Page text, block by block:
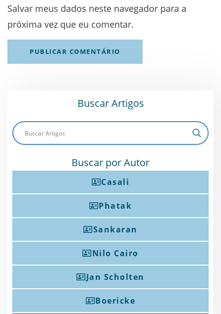
Salvar meus dados neste navegador para a
próxima vez que eu comentar.
Buscar Artigos
Buscar por Autor
Casali
Phatak
Sankaran
Nilo Cairo
Jan Scholten
Boericke